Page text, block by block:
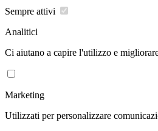
Sempre attivi
Analitici
Ci aiutano a capire l'utilizzo e
Marketing
Utilizzati per personalizzare